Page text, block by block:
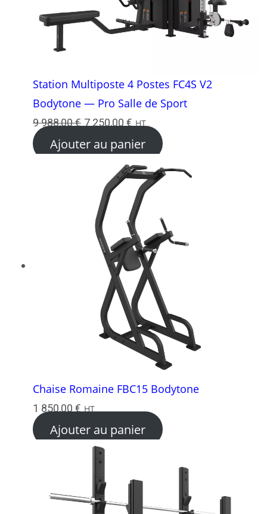
Station Multiposte 4 Postes FC4S V2
Bodytone — Pro Salle de Sport
9 988,00€ Le
prix
était :
988,00 €.
7 250,00 € Le
prix
est :
7
250,00 €.
HT
Ajouter au panier
Chaise Romaine FBC15 Bodytone
1 850,00 € HT
Ajouter au panier